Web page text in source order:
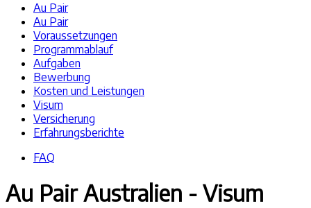
Au Pair
Au Pair
Voraussetzungen
Programmablauf
Aufgaben
Bewerbung
Kosten und Leistungen
Visum
Versicherung
Erfahrungsberichte
FAQ
Au Pair Australien - Visum